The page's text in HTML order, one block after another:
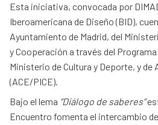
Esta iniciativa, convocada por
Iberoamericana de Diseño (BID),
Ayuntamiento de Madrid, del
y Cooperación a través del Programa
Ministerio de Cultura y Deporte, y de
(ACE/PICE).
Bajo el lema “Diálogo de saberes”
Encuentro fomenta el intercambio